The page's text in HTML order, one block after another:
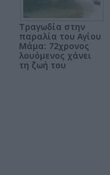
Τραγωδία στην
παραλία του Αγίου
Μάμα: 72χρονος
λουόμενος χάνει
τη ζωή του